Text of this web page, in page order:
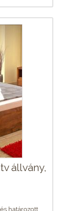
állvány,
határozott